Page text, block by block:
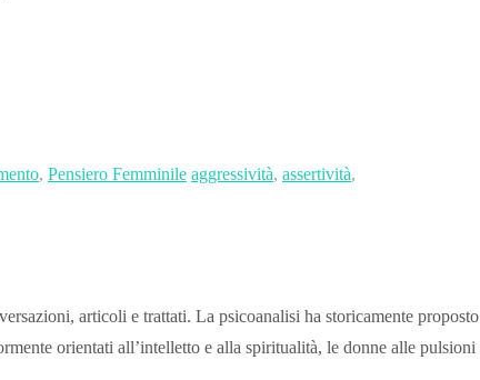
, Pensiero Femminile aggressività, assertività,
articoli e trattati. La psicoanalisi ha storicamente proposto
orientati all’intelletto e alla spiritualità, le donne alle pulsioni